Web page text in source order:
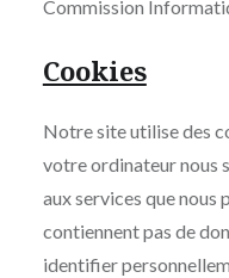
Commission
Cookies
Notre site utilise des
votre ordinateur nous
aux services que nous
contiennent pas de
identifier